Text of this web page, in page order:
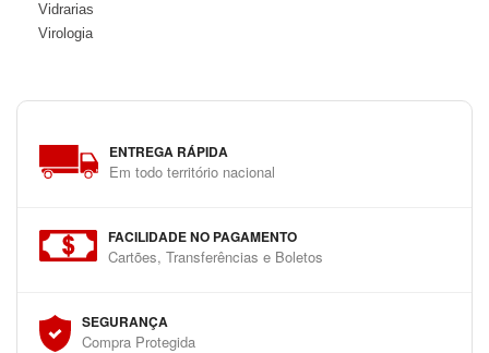
Vidrarias
Virologia
ENTREGA RÁPIDA
Em todo território nacional
FACILIDADE NO PAGAMENTO
Cartões, Transferências e Boletos
SEGURANÇA
Compra Protegida